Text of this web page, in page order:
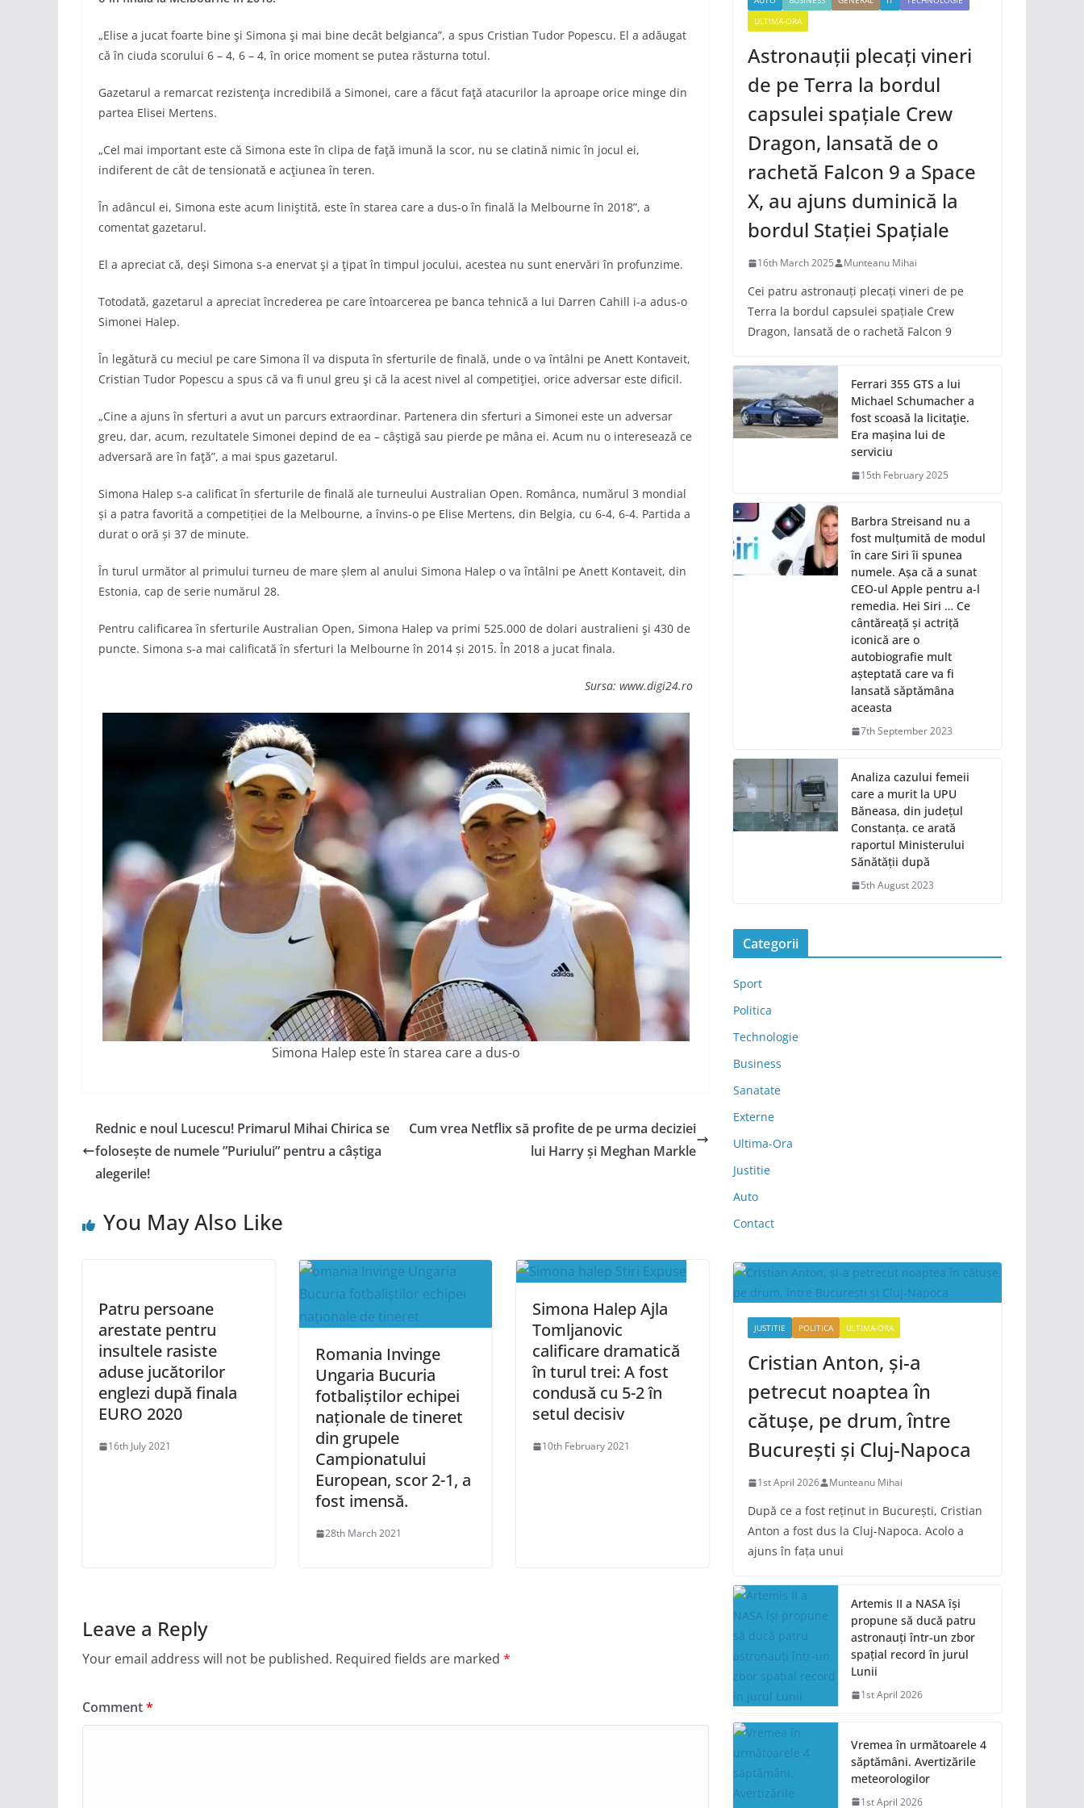
„Elise a jucat foarte bine şi Simona şi mai bine decât belgianca”, a spus Cristian Tudor Popescu. El a adăugat
că în ciuda scorului 6 – 4, 6 – 4, în orice moment se putea răsturna totul.
Gazetarul a remarcat rezistenţa incredibilă a Simonei, care a făcut faţă atacurilor la aproape orice minge din
partea Elisei Mertens.
„Cel mai important este că Simona este în clipa de faţă imună la scor, nu se clatină nimic în jocul ei,
indiferent de cât de tensionată e acţiunea în teren.
În adâncul ei, Simona este acum liniştită, este în starea care a dus-o în finală la Melbourne în 2018”, a
comentat gazetarul.
El a apreciat că, deşi Simona s-a enervat şi a ţipat în timpul jocului, acestea nu sunt enervări în profunzime.
Totodată, gazetarul a apreciat încrederea pe care întoarcerea pe banca tehnică a lui Darren Cahill i-a adus-o
Simonei Halep.
În legătură cu meciul pe care Simona îl va disputa în sferturile de finală, unde o va întâlni pe Anett Kontaveit,
Cristian Tudor Popescu a spus că va fi unul greu şi că la acest nivel al competiţiei, orice adversar este dificil.
„Cine a ajuns în sferturi a avut un parcurs extraordinar. Partenera din sferturi a Simonei este un adversar
greu, dar, acum, rezultatele Simonei depind de ea – câştigă sau pierde pe mâna ei. Acum nu o interesează ce
adversară are în faţă”, a mai spus gazetarul.
Simona Halep s-a calificat în sferturile de finală ale turneului Australian Open. Românca, numărul 3 mondial
și a patra favorită a competiției de la Melbourne, a învins-o pe Elise Mertens, din Belgia, cu 6-4, 6-4. Partida a
durat o oră și 37 de minute.
În turul următor al primului turneu de mare șlem al anului Simona Halep o va întâlni pe Anett Kontaveit, din
Estonia, cap de serie numărul 28.
Pentru calificarea în sferturile Australian Open, Simona Halep va primi 525.000 de dolari australieni şi 430 de
puncte. Simona s-a mai calificată în sferturi la Melbourne în 2014 și 2015. În 2018 a jucat finala.
Sursa: www.digi24.ro
Simona Halep este în starea care a dus-o
Rednic e noul Lucescu! Primarul Mihai Chirica se
folosește de numele ”Puriului” pentru a câștiga
alegerile!
Cum vrea Netflix să profite de pe urma deciziei
lui Harry și Meghan Markle
You May Also Like
Patru persoane
arestate pentru
insultele rasiste
aduse jucătorilor
englezi după finala
EURO 2020
16th July 2021
Romania Invinge
Ungaria Bucuria
fotbaliștilor echipei
naționale de tineret
din grupele
Campionatului
European, scor 2-1, a
fost imensă.
28th March 2021
Simona Halep Ajla
Tomljanovic
calificare dramatică
în turul trei: A fost
condusă cu 5-2 în
setul decisiv
10th February 2021
Leave a Reply
Your email address will not be published. Required fields are marked *
Comment*
ULTIMA-ORA
Astronauții plecați vineri
de pe Terra la bordul
capsulei spațiale Crew
Dragon, lansată de o
rachetă Falcon 9 a Space
X, au ajuns duminică la
bordul Stației Spațiale
16th March 2025 Munteanu Mihai
Cei patru astronauți plecați vineri de pe
Terra la bordul capsulei spațiale Crew
Dragon, lansată de o rachetă Falcon 9
Ferrari 355 GTS a lui
Michael Schumacher a
fost scoasă la licitaţie.
Era mașina lui de
serviciu
15th February 2025
Barbra Streisand nu a
fost mulțumită de modul
în care Siri îi spunea
numele. Așa că a sunat
CEO-ul Apple pentru a-l
remedia. Hei Siri … Ce
cântăreață și actriță
iconică are o
autobiografie mult
așteptată care va fi
lansată săptămâna
aceasta
7th September 2023
Analiza cazului femeii
care a murit la UPU
Băneasa, din județul
Constanța. ce arată
raportul Ministerului
Sănătății după
5th August 2023
Categorii
Sport
Politica
Technologie
Business
Sanatate
Externe
Ultima-Ora
Justitie
Auto
Contact
JUSTITIE POLITICA ULTIMA-ORA
Cristian Anton, și-a
petrecut noaptea în
cătușe, pe drum, între
București și Cluj-Napoca
1st April 2026 Munteanu Mihai
După ce a fost reținut in București, Cristian
Anton a fost dus la Cluj-Napoca. Acolo a
ajuns în fața unui
Artemis II a NASA își
propune să ducă patru
astronauți într-un zbor
spațial record în jurul
Lunii
1st April 2026
Vremea în următoarele 4
săptămâni. Avertizările
meteorologilor
1st April 2026